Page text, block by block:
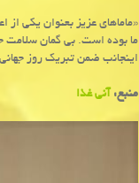
«ماماهای عزیز بعنوان یکی
ما بوده است. بی گمان سلامت
اینجانب ضمن تبریک روز جهانی
منبع: آنی غذا